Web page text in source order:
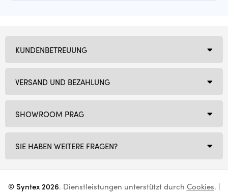
SHOWROOM PRAG
SIE HABEN WEITERE FRAGEN?
KUNDENBETREUUNG
VERSAND UND BEZAHLUNG
© Syntex 2026. Dienstleistungen unterstützt durch Cookies. |